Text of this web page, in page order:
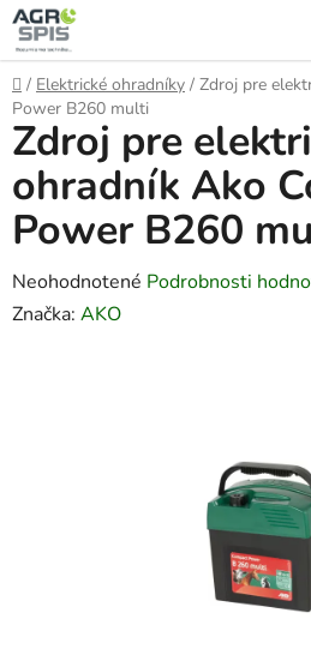
Prejsť
na
obsah
Domov
/ Elektrické ohradníky / Zdroj pre
Power B260 multi
Zdroj pre
ohradník Ako
Power B260
Priemerné
hodnotenie
Neohodnotené Podrobnosti
Značka: AKO